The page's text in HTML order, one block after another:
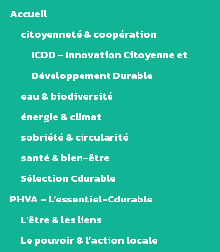
Accueil
citoyenneté & coopération
ICDD – Innovation Citoyenne et
Développement Durable
eau & biodiversité
énergie & climat
sobriété & circularité
santé & bien-être
Sélection Cdurable
PHVA – L’essentiel-Cdurable
L’être & les liens
Le pouvoir & l’action locale